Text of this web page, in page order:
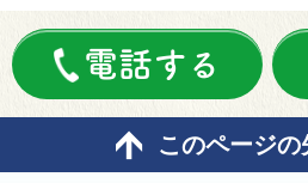
電話する
このページの